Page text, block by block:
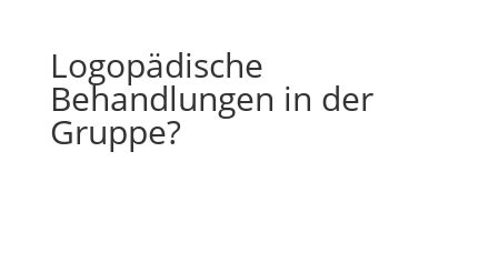
Logopädische
Behandlungen in der
Gruppe?